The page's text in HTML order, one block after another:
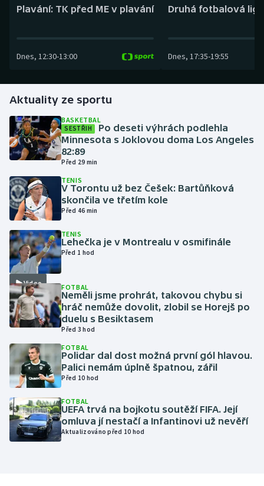
Curling
Dostihy
Florbal
Futsal
Golf
Gymnastika
Házená
Jezdectví
Judo
Krasobruslení
Lezení
Lyže a snowboard
Moderní pětiboj
Plavání: TK před ME v plavání
Dnes, 12:30-13:00
Druhá fotbalová
Dnes, 17:35-19:55
Aktuality ze sportu
BASKETBAL
SESTŘIH
Po deseti výhrách podlehla
Minnesota s Joklovou doma Los Angeles
82:89
Před 29 min
TENIS
V Torontu už bez Češek: Bartůňková
skončila ve třetím kole
Před 46 min
Video
TENIS
Lehečka je v Montrealu v osmifinále
Před 1 hod
FOTBAL
Neměli jsme prohrát, takovou chybu si
hráč nemůže dovolit, zlobil se Horejš po
duelu s Besiktasem
Před 3 hod
FOTBAL
Polidar dal dost možná první gól hlavou.
Palici nemám úplně špatnou, zářil
Před 10 hod
FOTBAL
UEFA trvá na bojkotu soutěží FIFA. Její
omluva jí nestačí a Infantinovi už nevěří
Aktualizováno před 10 hod